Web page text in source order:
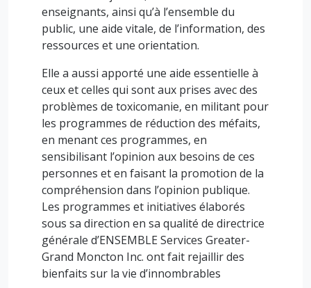
enseignants, ainsi qu’à l’ensemble du
public, une aide vitale, de l’information, des
ressources et une orientation.
Elle a aussi apporté une aide essentielle à
ceux et celles qui sont aux prises avec des
problèmes de toxicomanie, en militant pour
les programmes de réduction des méfaits,
en menant ces programmes, en
sensibilisant l’opinion aux besoins de ces
personnes et en faisant la promotion de la
compréhension dans l’opinion publique.
Les programmes et initiatives élaborés
sous sa direction en sa qualité de directrice
générale d’ENSEMBLE Services Greater-
Grand Moncton Inc. ont fait rejaillir des
bienfaits sur la vie d’innombrables